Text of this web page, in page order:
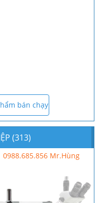
bán chạy
(313)
0988.685.856 Mr.Hùng